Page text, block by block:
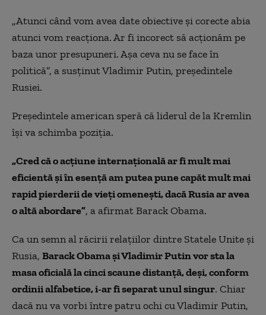
„Atunci când vom avea date obiective şi corecte abia
atunci vom reacţiona. Ar fi incorect să acţionăm pe
baza unor presupuneri. Aşa ceva nu se face în
politică”, a susținut Vladimir Putin, preşedintele
Rusiei.
Preşedintele american speră că liderul de la Kremlin
îşi va schimba poziţia.
„Cred că o acţiune internaţională ar fi mult mai
eficientă şi în esenţă am putea pune capăt mult mai
rapid pierderii de vieţi omeneşti, dacă Rusia ar avea
o altă abordare”, a afirmat Barack Obama.
Ca un semn al răcirii relaţiilor dintre Statele Unite şi
Rusia, Barack Obama şi Vladimir Putin vor sta la
masa oficială la cinci scaune distanţă, deşi, conform
ordinii alfabetice, i-ar fi separat unul singur. Chiar
dacă nu va vorbi între patru ochi cu Vladimir Putin,